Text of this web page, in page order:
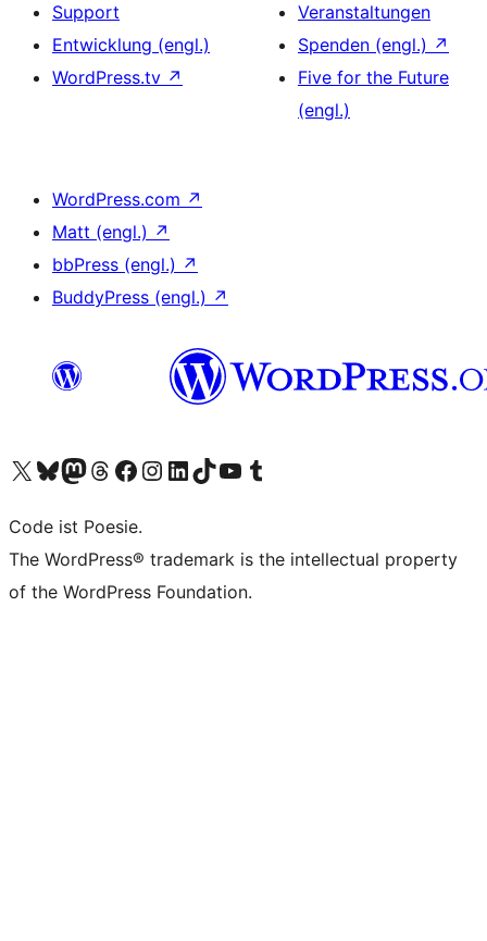
Support
Entwicklung (engl.)
WordPress.tv ↗
Veranstaltungen
Spenden (engl.) ↗
Five for the Future
(engl.)
WordPress.com ↗
Matt (engl.) ↗
bbPress (engl.) ↗
BuddyPress (engl.) ↗
Unser X-Konto (früher Twitter) besuchen
Unser Bluesky-Konto besuchen
Unser Mastodon-Konto besuchen
Unser Threads-Konto besuchen
Unsere Facebook-Seite besuchen
Unser Instagram-Konto besuchen
Unser LinkedIn-Konto besuchen
Unser TikTok-Konto besuchen
Unseren YouTube-Kanal besuchen
Unser Tumblr-Konto besuchen
Code ist Poesie.
The WordPress® trademark is the intellectual property
of the WordPress Foundation.